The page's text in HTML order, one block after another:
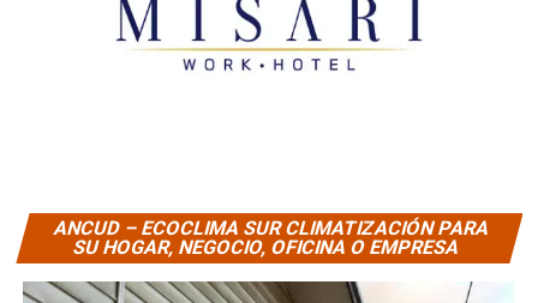
ANCUD – ECOCLIMA SUR CLIMATIZACIÓN PARA
SU HOGAR, NEGOCIO, OFICINA O EMPRESA